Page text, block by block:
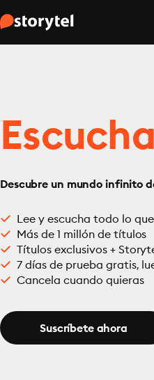
Descubre un mundo infinito
Lee y escucha todo lo
Más de 1 millón de títulos
Títulos exclusivos +
7 días de prueba gratis,
Cancela cuando quieras
Suscríbete ahora